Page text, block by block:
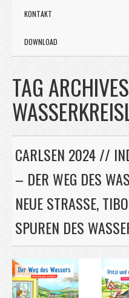
KONTAKT
DOWNLOAD
TAG
CARLSEN 2024 //
– DER WEG DES
NEUE STRASSE,
PUREN DES